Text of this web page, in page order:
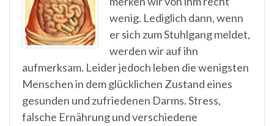
wenig. Lediglich dann, wenn
er sich zum Stuhlgang meldet,
werden wir auf ihn
aufmerksam. Leider jedoch leben die wenigsten
Menschen in dem glücklichen Zustand eines
gesunden und zufriedenen Darms. Stress,
falsche Ernährung und verschiedene